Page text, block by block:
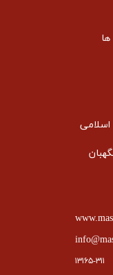
۱۳۱۶۵-۳۱۱